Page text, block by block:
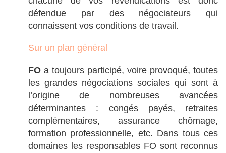
défendue par des négociateurs qui
connaissent vos conditions de travail.
Sur un plan général
FO a toujours participé, voire provoqué, toutes
les grandes négociations sociales qui sont à
l’origine de nombreuses avancées
déterminantes : congés payés, retraites
complémentaires, assurance chômage,
formation professionnelle, etc. Dans tous ces
domaines les responsables FO sont reconnus